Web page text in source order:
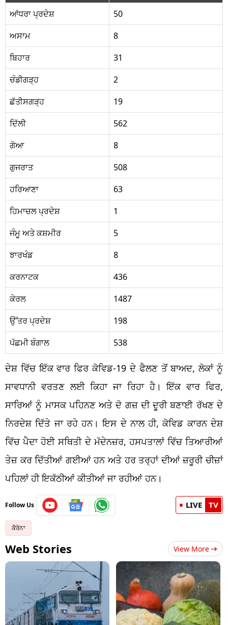
ਆਂਧਰਾ ਪ੍ਰਦੇਸ਼
50
ਅਸਾਮ
8
ਬਿਹਾਰ
31
ਚੰਡੀਗੜ੍ਹ
2
ਛੱਤੀਸਗੜ੍ਹ
19
ਦਿੱਲੀ
562
ਗੋਆ
8
ਗੁਜਰਾਤ
508
ਹਰਿਆਣਾ
63
ਹਿਮਾਚਲ ਪ੍ਰਦੇਸ਼
1
ਜੰਮੂ ਅਤੇ ਕਸ਼ਮੀਰ
5
ਝਾਰਖੰਡ
8
ਕਰਨਾਟਕ
436
ਕੇਰਲ
1487
ਉੱਤਰ ਪ੍ਰਦੇਸ਼
198
ਪੱਛਮੀ ਬੰਗਾਲ
538
ਦੇਸ਼ ਵਿੱਚ ਇੱਕ ਵਾਰ ਫਿਰ ਕੋਵਿਡ-19 ਦੇ ਫੈਲਣ ਤੋਂ ਬਾਅਦ, ਲੋਕਾਂ ਨੂੰ
ਸਾਵਧਾਨੀ ਵਰਤਣ ਲਈ ਕਿਹਾ ਜਾ ਰਿਹਾ ਹੈ। ਇੱਕ ਵਾਰ ਫਿਰ,
ਸਾਰਿਆਂ ਨੂੰ ਮਾਸਕ ਪਹਿਨਣ ਅਤੇ ਦੋ ਗਜ਼ ਦੀ ਦੂਰੀ ਬਣਾਈ ਰੱਖਣ ਦੇ
ਨਿਰਦੇਸ਼ ਦਿੱਤੇ ਜਾ ਰਹੇ ਹਨ। ਇਸ ਦੇ ਨਾਲ ਹੀ, ਕੋਵਿਡ ਕਾਰਨ ਦੇਸ਼
ਵਿੱਚ ਪੈਦਾ ਹੋਈ ਸਥਿਤੀ ਦੇ ਮੱਦੇਨਜ਼ਰ, ਹਸਪਤਾਲਾਂ ਵਿੱਚ ਤਿਆਰੀਆਂ
ਤੇਜ਼ ਕਰ ਦਿੱਤੀਆਂ ਗਈਆਂ ਹਨ ਅਤੇ ਹਰ ਤਰ੍ਹਾਂ ਦੀਆਂ ਜ਼ਰੂਰੀ ਚੀਜ਼ਾਂ
ਪਹਿਲਾਂ ਹੀ ਇਕੱਠੀਆਂ ਕੀਤੀਆਂ ਜਾ ਰਹੀਆਂ ਹਨ।
Follow Us LIVE TV
ਕੋੋਰੋਨਾ
Web Stories View More